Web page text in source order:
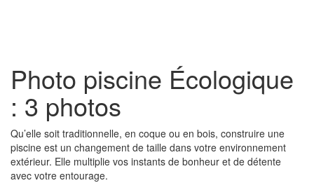
Photo piscine Écologique
: 3 photos
Qu’elle soit traditionnelle, en coque ou en bois, construire une
piscine est un changement de taille dans votre environnement
extérieur. Elle multiplie vos instants de bonheur et de détente
avec votre entourage.